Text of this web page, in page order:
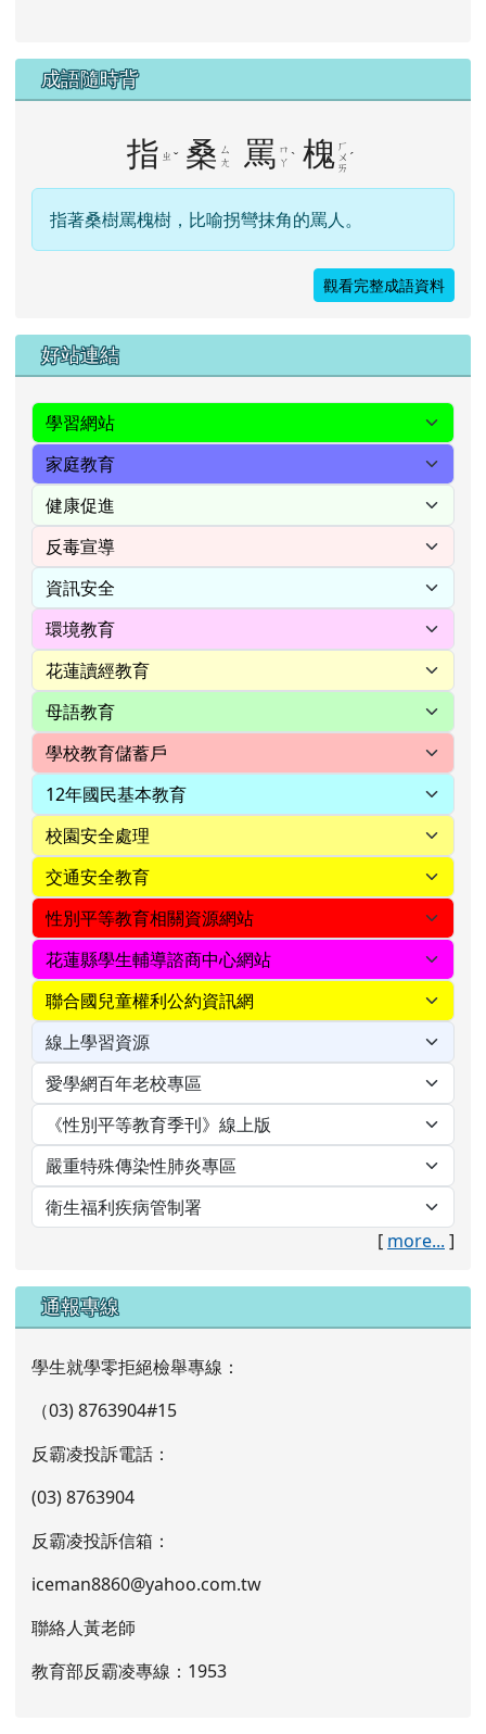
成語隨時背
指 ㄓ ˇ 桑 ㄙ
ㄤ
罵 ㄇ
ㄚ ˋ 槐 ㄏ
ㄨ
ㄞ
ˊ
指著桑樹罵槐樹，比喻拐彎抹角的罵人。
觀看完整成語資料
右邊區域內容
好站連結
[ more... ]
通報專線
學生就學零拒絕檢舉專線：
（03) 8763904#15
反霸凌投訴電話：
(03) 8763904
反霸凌投訴信箱：
iceman8860@yahoo.com.tw
聯絡人黃老師
教育部反霸凌專線：1953